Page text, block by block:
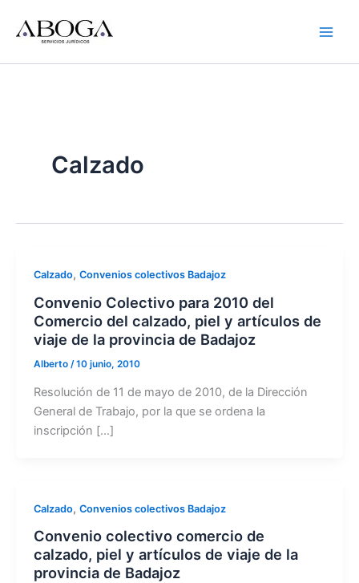
contenido
Calzado
Calzado, Convenios colectivos Badajoz
Convenio Colectivo para 2010 del
Comercio del calzado, piel y artículos de
viaje de la provincia de Badajoz
Alberto /10 junio, 2010
Resolución de 11 de mayo de 2010, de la Dirección
General de Trabajo, por la que se ordena la
inscripción […]
Calzado, Convenios colectivos Badajoz
Convenio colectivo comercio de
calzado, piel y artículos de viaje de la
provincia de Badajoz